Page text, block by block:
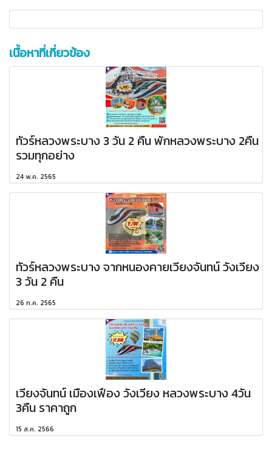
เนื้อหาที่เกี่ยวข้อง
ทัวร์หลวงพระบาง 3 วัน 2 คืน พักหลวงพระบาง 2คืน
รวมทุกอย่าง
24 พ.ค. 2565
ทัวร์หลวงพระบาง จากหนองคายเวียงจันทน์ วังเวียง
3 วัน 2 คืน
26 ก.ค. 2565
เวียงจันทน์ เมืองเฟือง วังเวียง หลวงพระบาง 4วัน
3คืน ราคาถูก
15 ส.ค. 2566